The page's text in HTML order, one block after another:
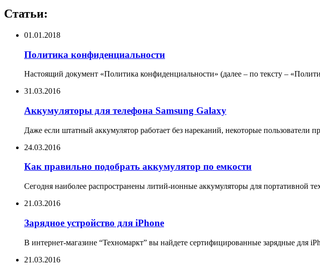
Статьи:
01.01.2018
Политика конфиденциальности
Настоящий документ «Политика конфиденциальности» (далее – по тексту –
31.03.2016
Аккумуляторы для телефона Samsung Galaxy
Даже если штатный аккумулятор работает без нареканий, некоторые пользователи
24.03.2016
Как правильно подобрать аккумулятор по емкости
Сегодня наиболее распространены литий-ионные аккумуляторы для
21.03.2016
Зарядное устройство для iPhone
В интернет-магазине “Техномаркт” вы найдете сертифицированные зарядные для
21.03.2016